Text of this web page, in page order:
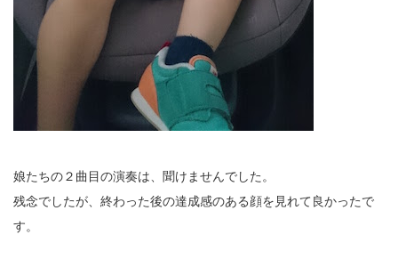
娘たちの２曲目の演奏は、聞けませんでした。
残念でしたが、終わった後の達成感のある顔を見れて良かったで
す。